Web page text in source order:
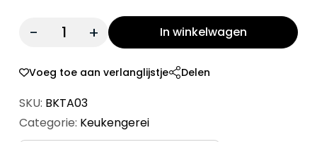
Quantity: In winkelwagen
Voeg toe aan verlanglijstje Delen
SKU: BKTA03
Categorie: Keukengerei